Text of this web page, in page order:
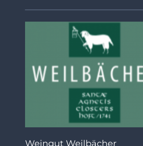
Weingut Weilbächer